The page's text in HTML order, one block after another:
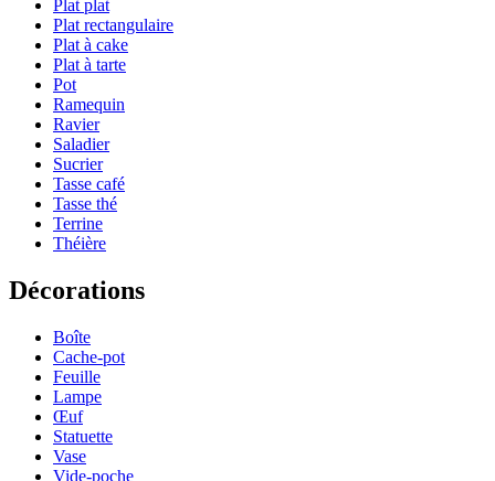
Plat plat
Plat rectangulaire
Plat à cake
Plat à tarte
Pot
Ramequin
Ravier
Saladier
Sucrier
Tasse café
Tasse thé
Terrine
Théière
Décorations
Boîte
Cache-pot
Feuille
Lampe
Œuf
Statuette
Vase
Vide-poche